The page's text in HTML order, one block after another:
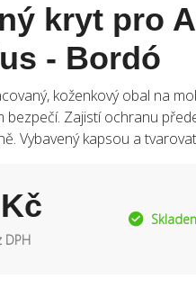
kryt pro
- Bordó
koženkový obal na
bezpečí. Zajistí ochranu
Vybavený kapsou a
DPH